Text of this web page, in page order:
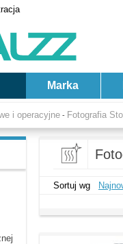
Marka
i operacyjne - Fotografia
Sortuj wg